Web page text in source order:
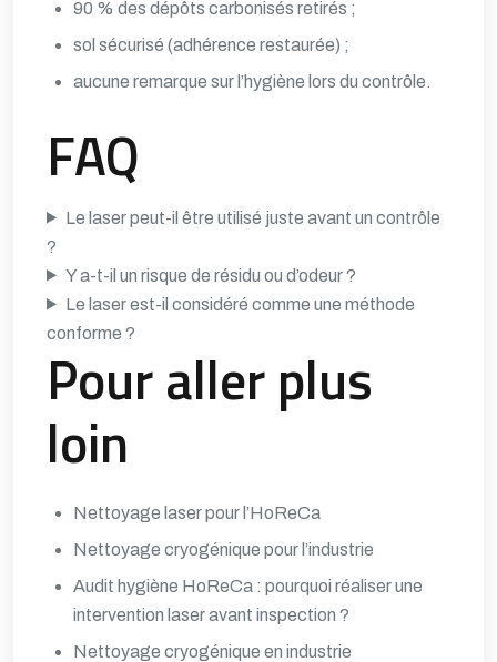
90 % des dépôts carbonisés retirés ;
sol sécurisé (adhérence restaurée) ;
aucune remarque sur l’hygiène lors du contrôle.
FAQ
Le laser peut-il être utilisé juste avant un contrôle
?
Y a-t-il un risque de résidu ou d’odeur ?
Le laser est-il considéré comme une méthode
conforme ?
Pour aller plus
loin
Nettoyage laser pour l’HoReCa
Nettoyage cryogénique pour l’industrie
Audit hygiène HoReCa : pourquoi réaliser une
intervention laser avant inspection ?
Nettoyage cryogénique en industrie